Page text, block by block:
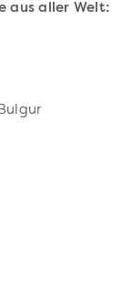
aus aller Welt: